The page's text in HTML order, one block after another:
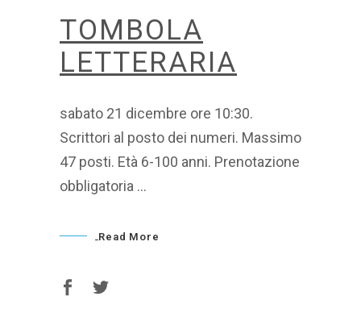
TOMBOLA
LETTERARIA
sabato 21 dicembre ore 10:30.
Scrittori al posto dei numeri. Massimo
47 posti. Età 6-100 anni. Prenotazione
obbligatoria
Read More